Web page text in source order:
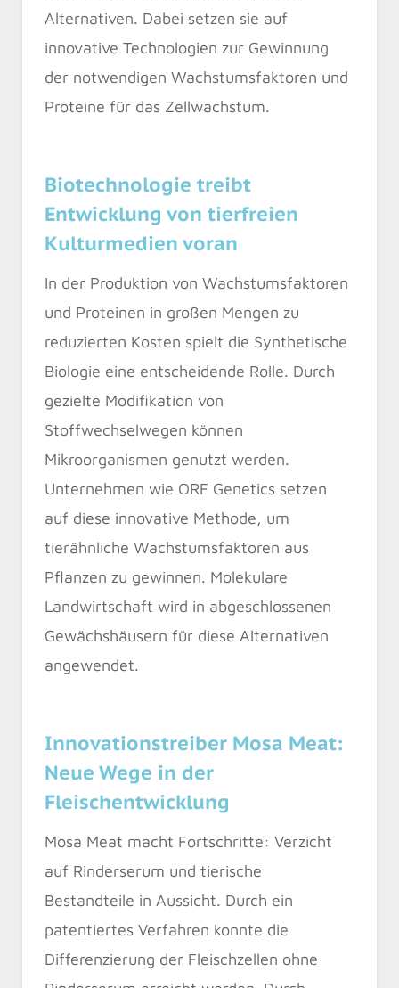
Alternativen. Dabei setzen sie auf
innovative Technologien zur Gewinnung
der notwendigen Wachstumsfaktoren und
Proteine für das Zellwachstum.
Biotechnologie treibt
Entwicklung von tierfreien
Kulturmedien voran
In der Produktion von Wachstumsfaktoren
und Proteinen in großen Mengen zu
reduzierten Kosten spielt die Synthetische
Biologie eine entscheidende Rolle. Durch
gezielte Modifikation von
Stoffwechselwegen können
Mikroorganismen genutzt werden.
Unternehmen wie ORF Genetics setzen
auf diese innovative Methode, um
tierähnliche Wachstumsfaktoren aus
Pflanzen zu gewinnen. Molekulare
Landwirtschaft wird in abgeschlossenen
Gewächshäusern für diese Alternativen
angewendet.
Innovationstreiber Mosa Meat:
Neue Wege in der
Fleischentwicklung
Mosa Meat macht Fortschritte: Verzicht
auf Rinderserum und tierische
Bestandteile in Aussicht. Durch ein
patentiertes Verfahren konnte die
Differenzierung der Fleischzellen ohne